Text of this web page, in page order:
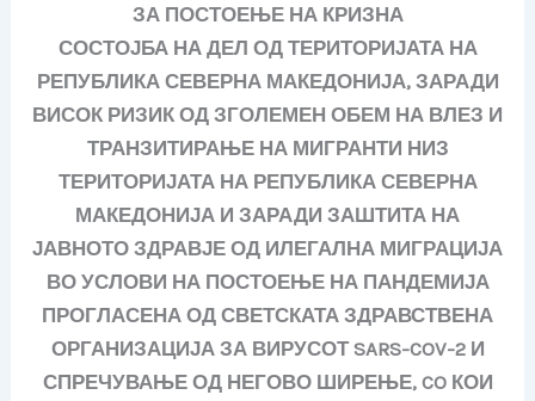
ЗА ПОСТОЕЊЕ НА КРИЗНА
СОСТОЈБА НА ДЕЛ ОД ТЕРИТОРИЈАТА НА
РЕПУБЛИКА СЕВЕРНА МАКЕДОНИЈА, ЗАРАДИ
ВИСОК РИЗИК ОД ЗГОЛЕМЕН ОБЕМ НА ВЛЕЗ И
ТРАНЗИТИРАЊЕ НА МИГРАНТИ НИЗ
ТЕРИТОРИЈАТА НА РЕПУБЛИКА СЕВЕРНА
МАКЕДОНИЈА И ЗАРАДИ ЗАШТИТА НА
ЈАВНОТО ЗДРАВЈЕ ОД ИЛЕГАЛНА МИГРАЦИЈА
ВО УСЛОВИ НА ПОСТОЕЊЕ НА ПАНДЕМИЈА
ПРОГЛАСЕНА ОД СВЕТСКАТА ЗДРАВСТВЕНА
ОРГАНИЗАЦИЈА ЗА ВИРУСОТ SARS-COV-2 И
СПРЕЧУВАЊЕ ОД НЕГОВО ШИРЕЊЕ, CO КОИ